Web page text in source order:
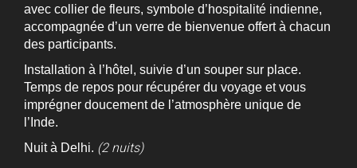
avec collier de fleurs, symbole d’hospitalité indienne,
accompagnée d’un verre de bienvenue offert à chacun
des participants.
Installation à l’hôtel, suivie d’un souper sur place.
Temps de repos pour récupérer du voyage et vous
imprégner doucement de l’atmosphère unique de
l’Inde.
Nuit à Delhi. (2 nuits)